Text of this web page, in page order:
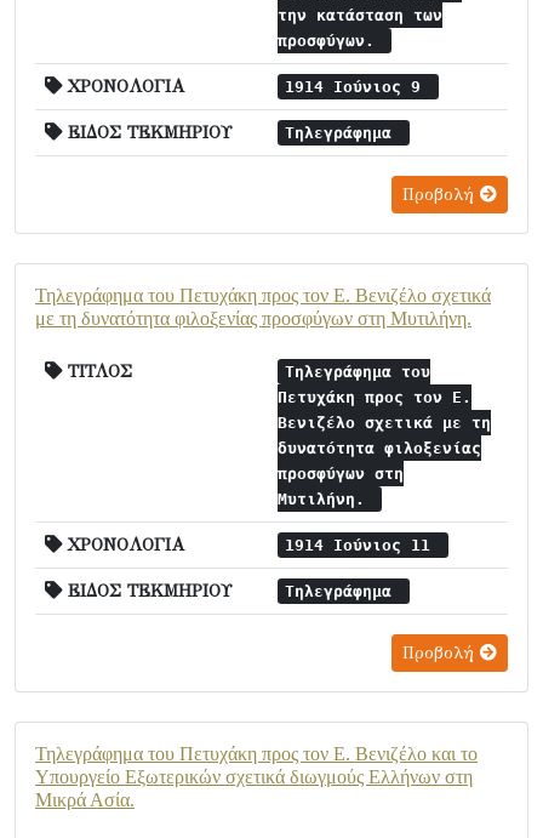
την κατάσταση των
προσφύγων.
ΧΡΟΝΟΛΟΓΙΑ 1914 Ιούνιος 9
ΕΙΔΟΣ ΤΕΚΜΗΡΙΟΥ Τηλεγράφημα
Προβολή
Τηλεγράφημα του Πετυχάκη προς τον Ε. Βενιζέλο σχετικά
με τη δυνατότητα φιλοξενίας προσφύγων στη Μυτιλήνη.
ΤΙΤΛΟΣ
Τηλεγράφημα του
Πετυχάκη προς τον Ε.
Βενιζέλο σχετικά με τη
δυνατότητα φιλοξενίας
προσφύγων στη
Μυτιλήνη.
ΧΡΟΝΟΛΟΓΙΑ 1914 Ιούνιος 11
ΕΙΔΟΣ ΤΕΚΜΗΡΙΟΥ Τηλεγράφημα
Προβολή
Τηλεγράφημα του Πετυχάκη προς τον Ε. Βενιζέλο και το
Υπουργείο Εξωτερικών σχετικά διωγμούς Ελλήνων στη
Μικρά Ασία.